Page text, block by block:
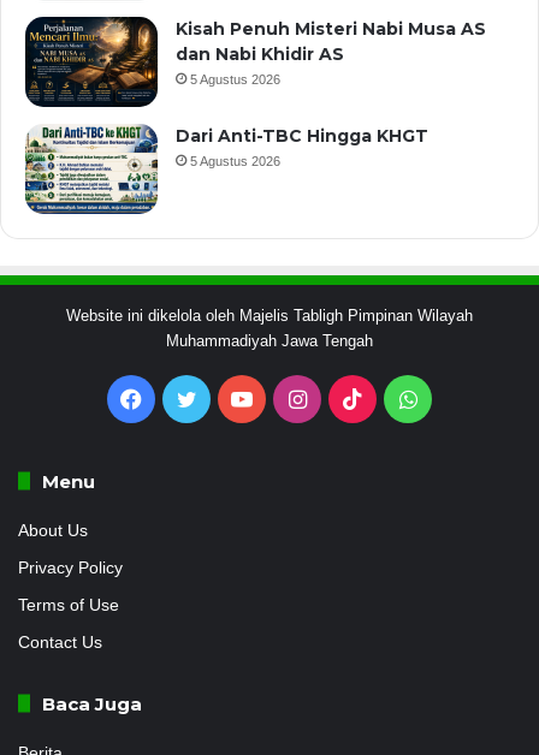
Kisah Penuh Misteri Nabi Musa AS
dan Nabi Khidir AS
5 Agustus 2026
Dari Anti-TBC Hingga KHGT
5 Agustus 2026
Website ini dikelola oleh Majelis Tabligh Pimpinan Wilayah
Muhammadiyah Jawa Tengah
Facebook
Twitter YouTubeInstagram
TikTokWhatsApp
Menu
About Us
Privacy Policy
Terms of Use
Contact Us
Baca Juga